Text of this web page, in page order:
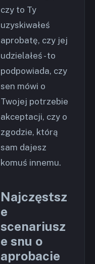
czy to Ty
uzyskiwałeś
aprobatę, czy jej
udzielałeś - to
podpowiada, czy
sen mówi o
Twojej potrzebie
akceptacji, czy o
zgodzie, którą
sam dajesz
komuś innemu.
Najczęstsz
e
scenariusz
e snu o
aprobacie